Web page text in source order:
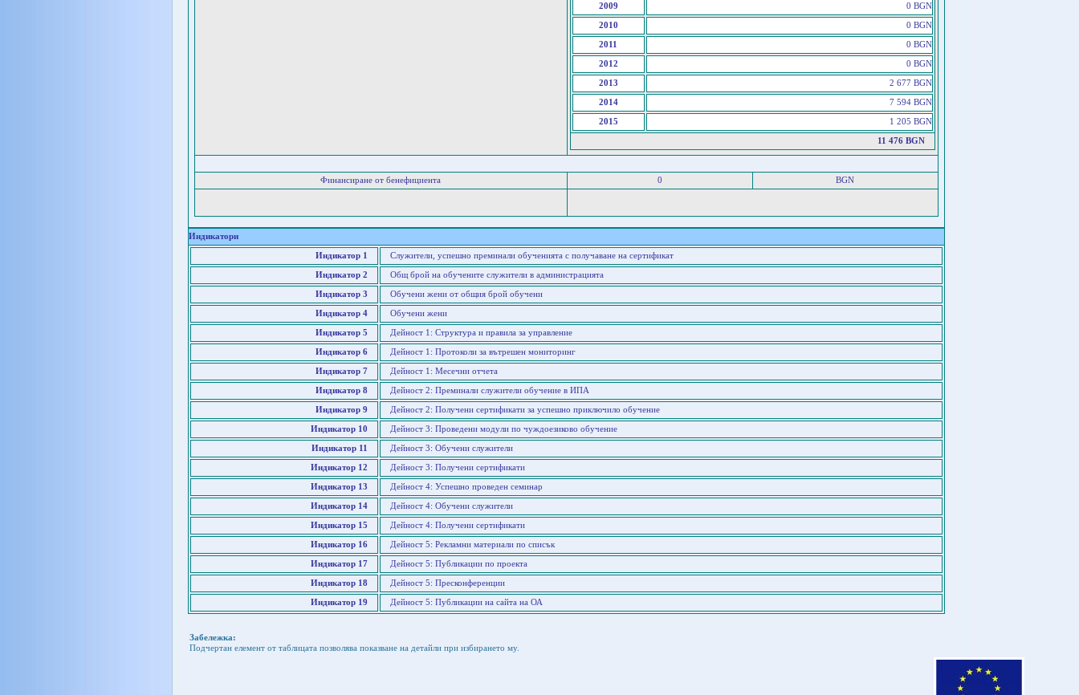
2009 0 BGN
2010 0 BGN
2011 0 BGN
2012 0 BGN
2013 2 677 BGN
2014 7 594 BGN
2015 1 205 BGN
11 476 BGN
Финансиране от бенефициента 0 BGN
Индикатори
Индикатор 1 Служители, успешно преминали обученията с получаване на сертификат
Индикатор 2 Общ брой на обучените служители в администрацията
Индикатор 3 Обучени жени от общия брой обучени
Индикатор 4 Обучени жени
Индикатор 5 Дейност 1: Структура и правила за управление
Индикатор 6 Дейност 1: Протоколи за вътрешен мониторинг
Индикатор 7 Дейност 1: Месечни отчета
Индикатор 8 Дейност 2: Преминали служители обучение в ИПА
Индикатор 9 Дейност 2: Получени сертификати за успешно приключило обучение
Индикатор 10 Дейност 3: Проведени модули по чуждоезиково обучение
Индикатор 11 Дейност 3: Обучени служители
Индикатор 12 Дейност 3: Получени сертификати
Индикатор 13 Дейност 4: Успешно проведен семинар
Индикатор 14 Дейност 4: Обучени служители
Индикатор 15 Дейност 4: Получени сертификати
Индикатор 16 Дейност 5: Рекламни материали по списък
Индикатор 17 Дейност 5: Публикации по проекта
Индикатор 18 Дейност 5: Пресконференции
Индикатор 19 Дейност 5: Публикации на сайта на ОА
Забележка:
Подчертан елемент от таблицата позволява показване на детайли при избирането му.